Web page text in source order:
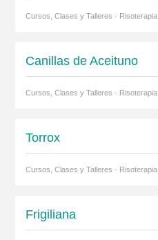
Cursos, Clases y Talleres · Risoterapia
Canillas de Aceituno
Cursos, Clases y Talleres · Risoterapia
Torrox
Cursos, Clases y Talleres · Risoterapia
Frigiliana